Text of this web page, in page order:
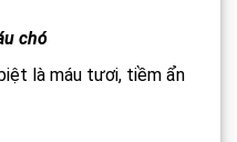
chó
là máu tươi, tiềm ẩn